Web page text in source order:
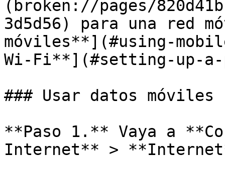
(broken://pages/
3d5d56) para una red
móviles**](#using-
Wi‑Fi**](#setting-up-
### Usar datos móviles
**Paso 1.** Vaya a
Internet** >